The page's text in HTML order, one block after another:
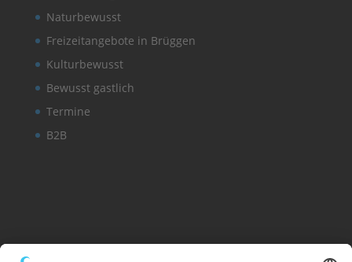
Naturbewusst
Freizeitangebote in Brüggen
Kulturbewusst
Bewusst gastlich
Termine
B2B